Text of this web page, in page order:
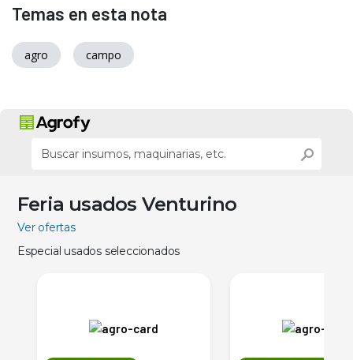
Temas en esta nota
agro campo
Feria usados Venturino
Ver ofertas
Especial usados seleccionados